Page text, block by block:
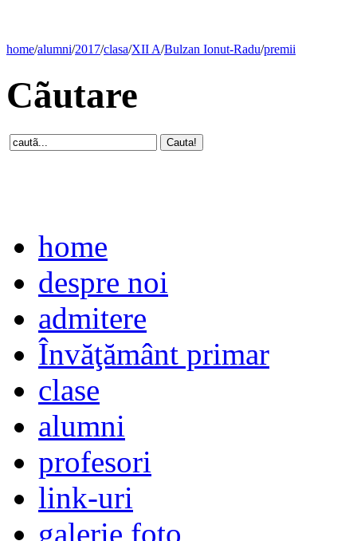
home/alumni/2017/clasa/XII A/Bulzan Ionut-Radu/premii
Cãutare
home
despre noi
admitere
Învăţământ primar
clase
alumni
profesori
link-uri
galerie foto